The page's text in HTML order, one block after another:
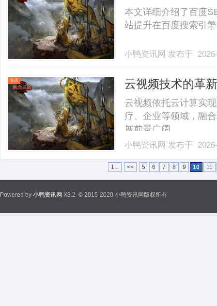
本文详细介绍了百度
站提升在百度搜索引
小鸭资讯网 发布于
资讯 云视频技术的革
云视频依托云计算实
疗、企业等领域，融
展前景广阔。......
小鸭资讯网 发布于
1... << 5 6 7 8 9 10 11
Powered by 小鸭资讯网 X3.2 © 2015-2020 小鸭资讯网版权所有